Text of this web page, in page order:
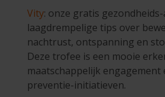
Vity: onze gratis
laagdrempelige tips over
nachtrust, ontspanning en
Deze trofee is een mooie
maatschappelijk engagement
preventie-initiatieven.